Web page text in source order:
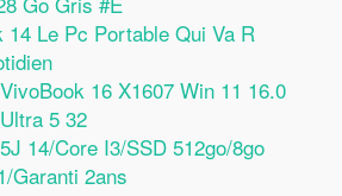
Le Pc Portable Qui Va R
16 X1607 Win 11 16.0
5 32
14/Core I3/SSD 512go/8go
Garanti 2ans